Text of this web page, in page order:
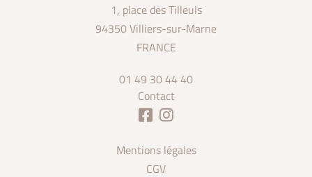
1, place des Tilleuls
94350 Villiers-sur-Marne
FRANCE
01 49 30 44 40
Contact
Mentions légales
CGV